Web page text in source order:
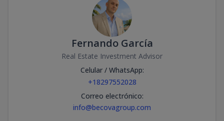
Fernando García
Real Estate Investment Advisor
Celular / WhatsApp:
+18297552028
Correo electrónico:
info@becovagroup.com